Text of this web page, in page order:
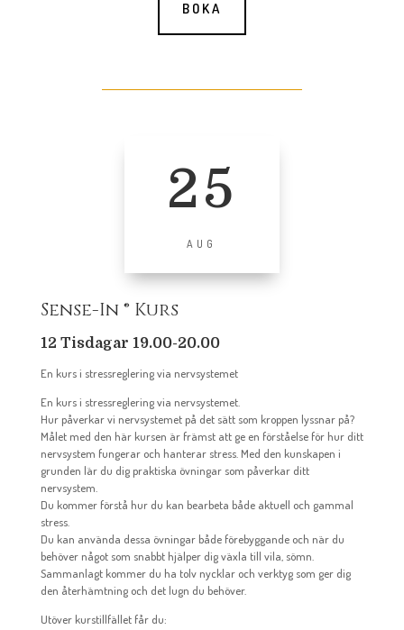
BOKA
25
AUG
Sense-In ® Kurs
12 Tisdagar 19.00-20.00
En kurs i stressreglering via nervsystemet
En kurs i stressreglering via nervsystemet.
Hur påverkar vi nervsystemet på det sätt som kroppen lyssnar på?
Målet med den här kursen är främst att ge en förståelse för hur ditt
nervsystem fungerar och hanterar stress. Med den kunskapen i
grunden lär du dig praktiska övningar som påverkar ditt
nervsystem.
Du kommer förstå hur du kan bearbeta både aktuell och gammal
stress.
Du kan använda dessa övningar både förebyggande och när du
behöver något som snabbt hjälper dig växla till vila, sömn.
Sammanlagt kommer du ha tolv nycklar och verktyg som ger dig
den återhämtning och det lugn du behöver.
Utöver kurstillfället får du: